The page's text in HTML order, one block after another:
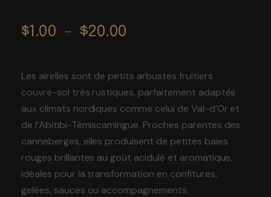
Nos projets
Événements
Lapins à chair
$1.00 – $20.00
$1.00
à
$20.00
Les airelles sont de petits arbustes fruitiers
couvre-sol très rustiques, parfaitement adaptés
aux climats nordiques comme celui de Val-d’Or et
de l’Abitibi-Témiscamingue. Proches parentes des
canneberges, elles produisent de petites baies
rouges brillantes au goût acidulé et aromatique,
idéales pour la transformation en confitures,
gelées, sauces ou accompagnements.